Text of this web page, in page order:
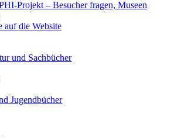
Projekt – Besucher fragen, Museen
auf die Website
und Sachbücher
Jugendbücher